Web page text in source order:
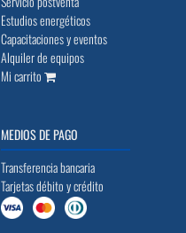
Estudios energéticos
Capacitaciones y eventos
Alquiler de equipos
Mi carrito
MEDIOS DE PAGO
Transferencia bancaria
Tarjetas débito y crédito